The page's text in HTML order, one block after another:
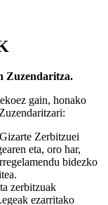
Zuzendaritza.
gain, honako
Zerbitzuei
eta, oro har,
bidezko
zerbitzuak
ezarritako